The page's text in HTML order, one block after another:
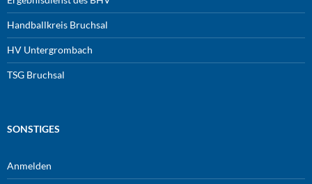
Handballkreis Bruchsal
HV Untergrombach
TSG Bruchsal
SONSTIGES
Anmelden